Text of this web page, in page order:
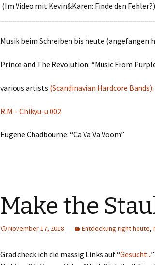
(Im Video mit Kevin&Karen: Finde den Fehler?)
Musik beim Schreiben bis heute (angefangen
Prince and The Revolution: “Music From
various artists (Scandinavian Hardcore
R.M – Chikyu-u 002
Eugene Chadbourne: “Ca Va Va Voom”
Make the
November 17, 2018 Entdeckung right heute,
Grad check ich die massig Links auf “Gesucht:..